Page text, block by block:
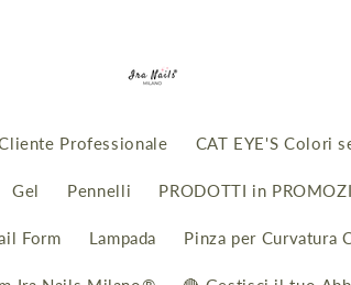
Professionale CAT EYE'S Colori
Gel Pennelli PRODOTTI in
Form Lampada Pinza per Curvatura